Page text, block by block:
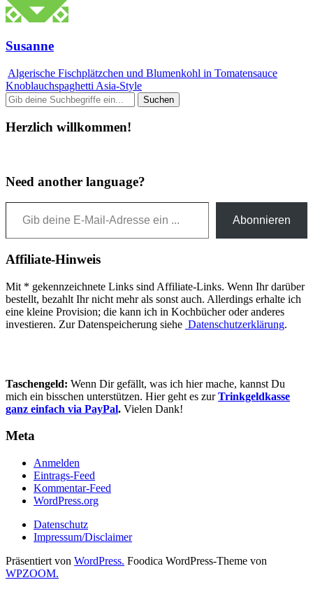
Susanne
Algerische Fischplätzchen und Blumenkohl in Tomatensauce
Knoblauchspaghetti Asia-Style
Herzlich willkommen!
Need another language?
Gib deine E-Mail-Adresse ein ...
Abonnieren
Affiliate-Hinweis
Mit * gekennzeichnete Links sind Affiliate-Links. Wenn Ihr darüber
bestellt, bezahlt Ihr nicht mehr als sonst auch. Allerdings erhalte ich
eine kleine Provision; die kann ich in Kochbücher oder anderes
investieren. Zur Datenspeicherung siehe Datenschutzerklärung.
Taschengeld: Wenn Dir gefällt, was ich hier mache, kannst Du
mich ein bisschen unterstützen. Hier geht es zurTrinkgeldkasse
ganz einfach via PayPal. Vielen Dank!
Meta
Anmelden
Eintrags-Feed
Kommentar-Feed
WordPress.org
Datenschutz
Impressum/Disclaimer
Präsentiert von WordPress. Foodica WordPress-Theme von
WPZOOM.